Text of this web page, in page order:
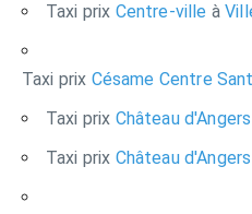
Taxi prix Centre-ville à
Taxi prix Césame Centre
Taxi prix Château
Taxi prix Château